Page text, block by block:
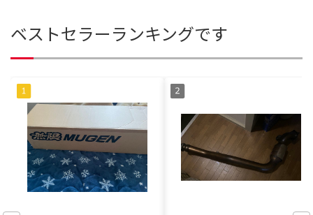
ベストセラーランキングです